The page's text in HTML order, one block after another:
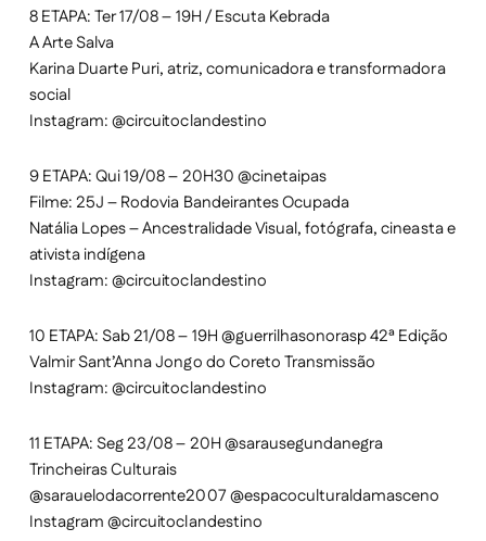
8 ETAPA: Ter 17/08 – 19H / Escuta Kebrada
A Arte Salva
Karina Duarte Puri, atriz, comunicadora e transformadora
social
Instagram: @circuitoclandestino
9 ETAPA: Qui 19/08 – 20H30 @cinetaipas
Filme: 25J – Rodovia Bandeirantes Ocupada
Natália Lopes – Ancestralidade Visual, fotógrafa, cineasta e
ativista indígena
Instagram: @circuitoclandestino
10 ETAPA: Sab 21/08 – 19H @guerrilhasonorasp 42ª Edição
Valmir Sant’Anna Jongo do Coreto Transmissão
Instagram: @circuitoclandestino
11 ETAPA: Seg 23/08 – 20H @sarausegundanegra
Trincheiras Culturais
@sarauelodacorrente2007 @espacoculturaldamasceno
Instagram @circuitoclandestino